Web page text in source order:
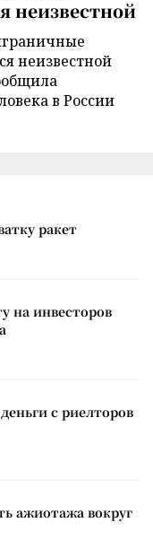
неизвестной
неизвестной
в России
ракет
на инвесторов
с риелторов
ажиотажа вокруг